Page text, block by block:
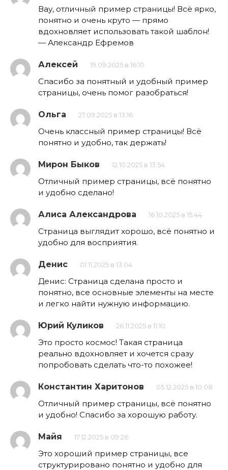
Вау, отличный пример страницы! Всё ярко,
понятно и очень круто — прямо
вдохновляет использовать такой шаблон!
— Александр Ефремов
Алексей 19.09.2025 в 16:10
Спасибо за понятный и удобный пример
страницы, очень помог разобраться!
Ольга 27.09.2025 в 13:16
Очень классный пример страницы! Всё
понятно и удобно, так держать!
Мирон Быков 12.10.2025 в 13:54
Отличный пример страницы, всё понятно
и удобно сделано!
Алиса Александрова 16.10.2025 в 15:44
Страница выглядит хорошо, всё понятно и
удобно для восприятия.
Денис 01.11.2025 в 13:04
Денис: Страница сделана просто и
понятно, все основные элементы на месте
и легко найти нужную информацию.
Юрий Куликов 26.11.2025 в 11:10
Это просто космос! Такая страница
реально вдохновляет и хочется сразу
попробовать сделать что-то похожее!
Константин Харитонов 05.12.2025 в 10:08
Отличный пример страницы, всё понятно
и удобно! Спасибо за хорошую работу.
Майя 17.12.2025 в 09:26
Это хороший пример страницы, все
структурировано понятно и удобно для